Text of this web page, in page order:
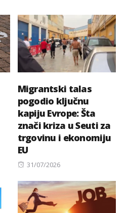
Migrantski talas
pogodio ključnu
kapiju Evrope: Šta
znači kriza u Seuti za
trgovinu i ekonomiju
EU
Posted
31/07/2026